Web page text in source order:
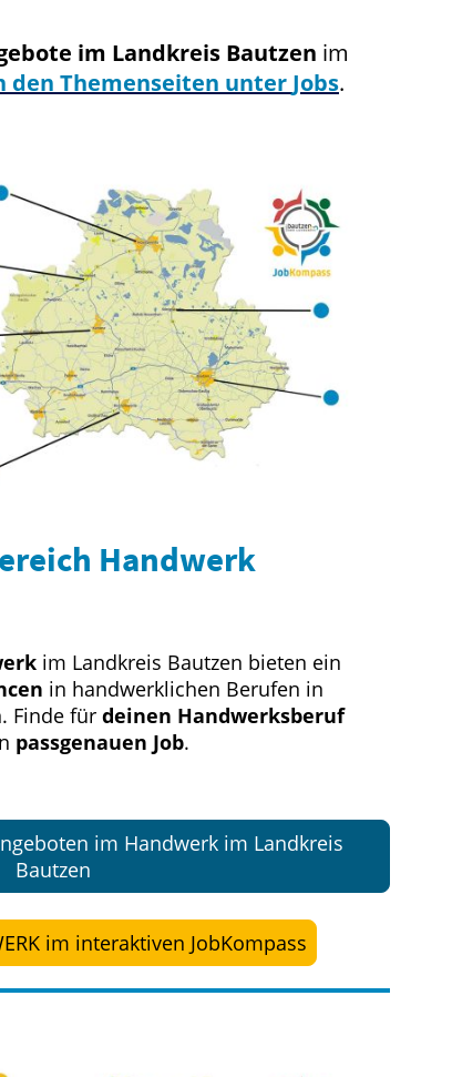
im Landkreis Bautzen im
den Themenseiten unter Jobs.
Handwerk
im Landkreis Bautzen bieten ein
in handwerklichen Berufen in
Finde für deinen Handwerksberuf
passgenauen Job.
im Handwerk im Landkreis
Bautzen
im interaktiven JobKompass